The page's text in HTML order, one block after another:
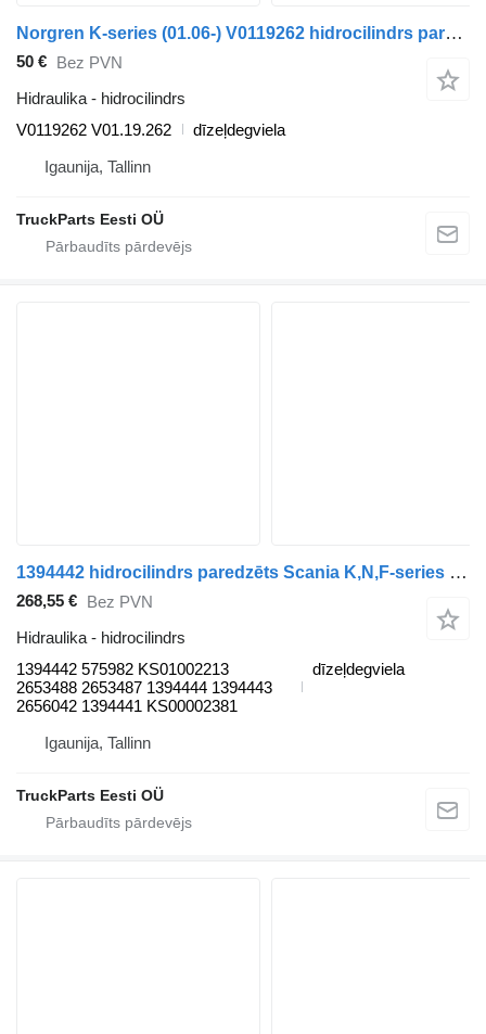
Norgren K-series (01.06-) V0119262 hidrocilindrs paredzēts Scania K,N,F-series bus (2006-) autobusa
50 € Bez PVN
Hidraulika - hidrocilindrs
V0119262 V01.19.262
dīzeļdegviela
Igaunija, Tallinn
TruckParts Eesti OÜ
1394442 hidrocilindrs paredzēts Scania K,N,F-series bus (2006-) autobusa
268,55 € Bez PVN
Hidraulika - hidrocilindrs
1394442 575982 KS01002213
2653488 2653487 1394444 1394443
2656042 1394441 KS00002381
dīzeļdegviela
Igaunija, Tallinn
TruckParts Eesti OÜ